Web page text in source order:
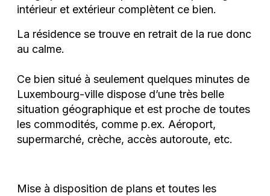
intérieur et extérieur complètent ce bien.
La résidence se trouve en retrait de la rue donc
au calme.
Ce bien situé à seulement quelques minutes de
Luxembourg-ville dispose d’une très belle
situation géographique et est proche de toutes
les commodités, comme p.ex. Aéroport,
supermarché, crèche, accès autoroute, etc.
Mise à disposition de plans et toutes les